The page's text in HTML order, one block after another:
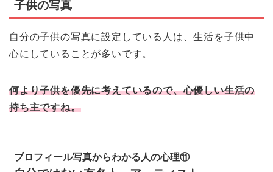
子供の写真
自分の子供の写真に設定している人は、生活を子供中
心にしていることが多いです。
何より子供を優先に考えているので、心優しい生活の
持ち主ですね。
プロフィール写真からわかる人の心理⑪